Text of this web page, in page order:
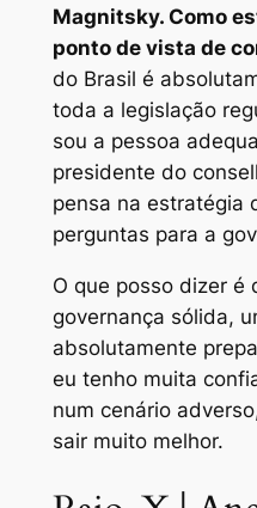
Magnitsky. Como
ponto de vista de
do Brasil é
toda a legislação
sou a pessoa
presidente do
pensa na estratégia
perguntas para a
O que posso dizer é
governança sólida,
absolutamente
eu tenho muita
num cenário
sair muito melhor.